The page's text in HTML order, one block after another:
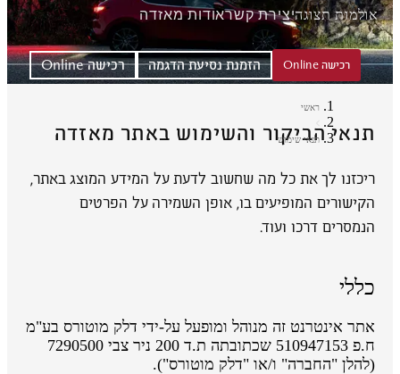
אולמות תצוגהיצירת קשראודות מאזדה
רכישה Online הזמנת נסיעת הדגמה רכישה Online
ראשי
תנאי שימוש
תנאי הביקור והשימוש באתר מאזדה
ריכזנו לך את כל מה שחשוב לדעת על המידע המוצג באתר,
הקישורים המופיעים בו, אופן השמירה על הפרטים
הנמסרים דרכו ועוד.
כללי
אתר אינטרנט זה מנוהל ומופעל על-ידי דלק מוטורס בע"מ
ח.פ 510947153 שכתובתה ת.ד 200 ניר צבי 7290500
(להלן "החברה" ו/או "דלק מוטורס").